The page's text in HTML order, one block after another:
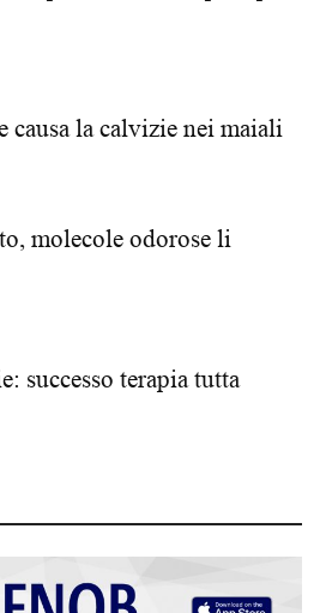
causa la calvizie nei maiali
molecole odorose li
successo terapia tutta